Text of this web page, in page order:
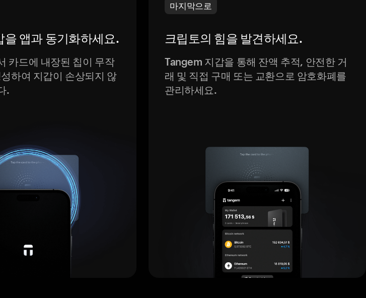
을 앱과 동기화하세요.
카드에 내장된 칩이 무작
하여 지갑이 손상되지 않
.
마지막으로
크립토의 힘을 발견하세요.
Tangem 지갑을 통해 잔액 추적, 안전한 거
래 및 직접 구매 또는 교환으로 암호화폐를
관리하세요.